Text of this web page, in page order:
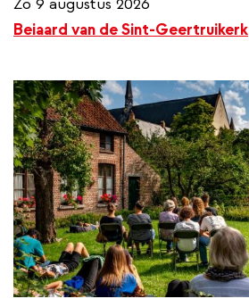
Beiaard van de Sint-Geertruikerk